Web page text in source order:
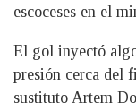
escoceses en el
El gol inyectó
presión cerca del
sustituto Artem